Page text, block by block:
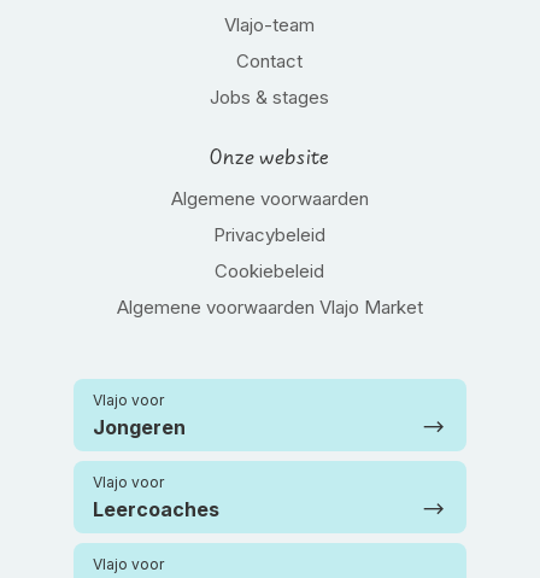
Vlajo-team
Contact
Jobs & stages
Onze website
Algemene voorwaarden
Privacybeleid
Cookiebeleid
Algemene voorwaarden Vlajo Market
Vlajo voor
Jongeren
Vlajo voor
Leercoaches
Vlajo voor